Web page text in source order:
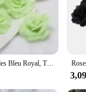
Roses Artificielles Bleu Royal, Têtes de Fleurs Décoratives pour Mariage, ixà Domicile, Décoration de Banquet, 8cm, 10 Pièces